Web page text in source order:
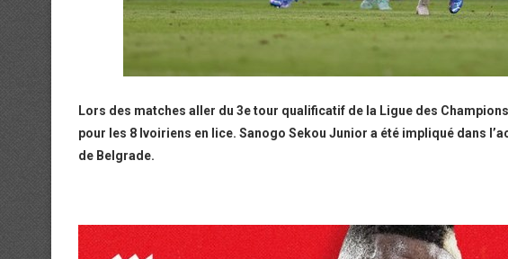
Lors des matches aller du 3e tour qualificatif de la Ligue des
pour les 8 Ivoiriens en lice. Sanogo Sekou Junior a été impliqué dans
de Belgrade.